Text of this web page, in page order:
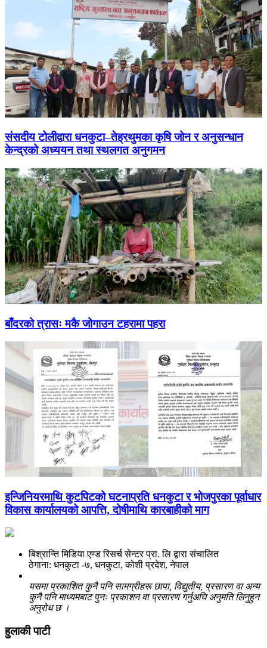
संसदीय टोलीद्वारा धनकुटा–तेह्रथुमका कृषि जोन र अनुसन्धान
केन्द्रको अध्ययन तथा स्थलगत अनुगमन
बाँदरको त्रासः मकै जोगाउन टहरामा पहरा
इन्जिनियरमाथि कुटपिटको घटनाप्रति धनकुटा र भोजपुरका पूर्वाधार
विकास कार्यालयको आपत्ति, दोषीमाथि कारबाहीको माग
बिश्रान्ति मिडिया एण्ड रिसर्च सेन्टर प्रा. लि द्वारा संचालित
ठेगाना: धनकुटा -७, धनकुटा, कोशी प्रदेश, नेपाल
यसमा प्रकाशित कुनै पनि सामग्रीहरू छापा, विद्युतीय, प्रसारण वा अन्य
कुनै पनि माध्यमबाट पुनः प्रकाशन वा प्रसारण गर्नुअघि अनुमति लिनुहुन
अनुरोध छ ।
हुलाकी पाटी